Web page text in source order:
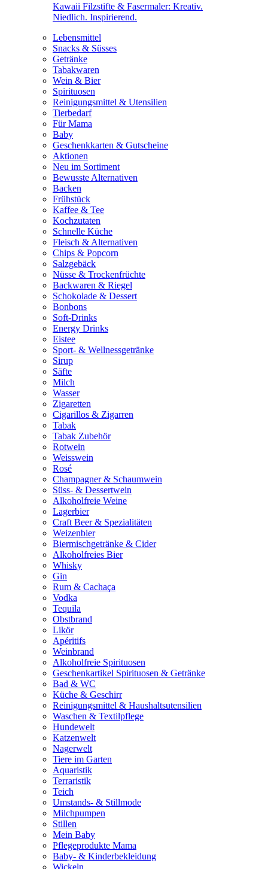
Kawaii Filzstifte & Fasermaler: Kreativ.
Niedlich. Inspirierend.
Lebensmittel
Snacks & Süsses
Getränke
Tabakwaren
Wein & Bier
Spirituosen
Reinigungsmittel & Utensilien
Tierbedarf
Für Mama
Baby
Geschenkkarten & Gutscheine
Aktionen
Neu im Sortiment
Bewusste Alternativen
Backen
Frühstück
Kaffee & Tee
Kochzutaten
Schnelle Küche
Fleisch & Alternativen
Chips & Popcorn
Salzgebäck
Nüsse & Trockenfrüchte
Backwaren & Riegel
Schokolade & Dessert
Bonbons
Soft-Drinks
Energy Drinks
Eistee
Sport- & Wellnessgetränke
Sirup
Säfte
Milch
Wasser
Zigaretten
Cigarillos & Zigarren
Tabak
Tabak Zubehör
Rotwein
Weisswein
Rosé
Champagner & Schaumwein
Süss- & Dessertwein
Alkoholfreie Weine
Lagerbier
Craft Beer & Spezialitäten
Weizenbier
Biermischgetränke & Cider
Alkoholfreies Bier
Whisky
Gin
Rum & Cachaça
Vodka
Tequila
Obstbrand
Likör
Apéritifs
Weinbrand
Alkoholfreie Spirituosen
Geschenkartikel Spirituosen & Getränke
Bad & WC
Küche & Geschirr
Reinigungsmittel & Haushaltsutensilien
Waschen & Textilpflege
Hundewelt
Katzenwelt
Nagerwelt
Tiere im Garten
Aquaristik
Terraristik
Teich
Umstands- & Stillmode
Milchpumpen
Stillen
Mein Baby
Pflegeprodukte Mama
Baby- & Kinderbekleidung
Wickeln